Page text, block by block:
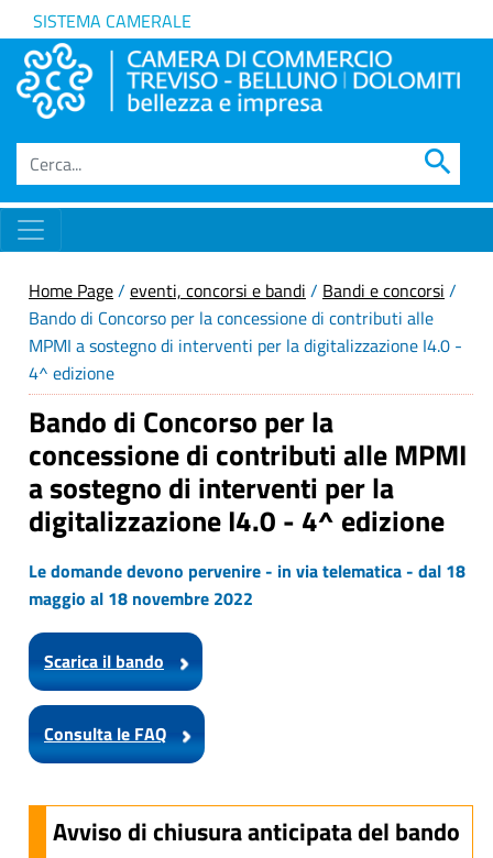
SISTEMA CAMERALE
search
Home Page/ eventi, concorsi e bandi / Bandi e concorsi /
Bando di Concorso per la concessione di contributi alle
MPMI a sostegno di interventi per la digitalizzazione I4.0 -
4^ edizione
Bando di Concorso per la
concessione di contributi alle MPMI
a sostegno di interventi per la
digitalizzazione I4.0 - 4^ edizione
Le domande devono pervenire - in via telematica - dal 18
maggio al 18 novembre 2022
Scarica il bando
Consulta le FAQ
Avviso di chiusura anticipata del bando